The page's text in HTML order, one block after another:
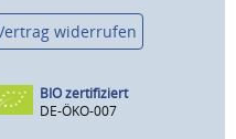
widerrufen
BIO zertifiziert
DE-ÖKO-007